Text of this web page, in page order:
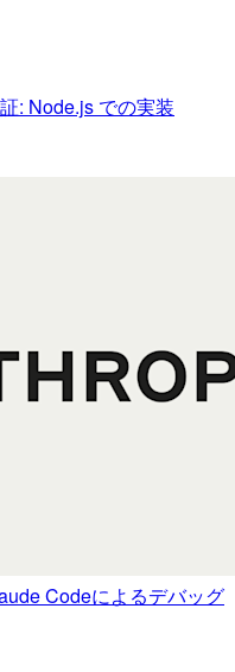
: Node.js での実装
Codeによるデバッグ